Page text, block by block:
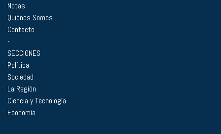
Notas
Quiénes Somos
Contacto
-
SECCIONES
Política
Sociedad
La Región
Ciencia y Tecnología
Economía